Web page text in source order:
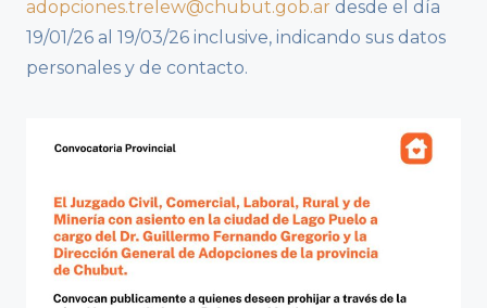
adopciones.trelew@chubut.gob.ar desde el día
19/01/26 al 19/03/26 inclusive, indicando sus datos
personales y de contacto.